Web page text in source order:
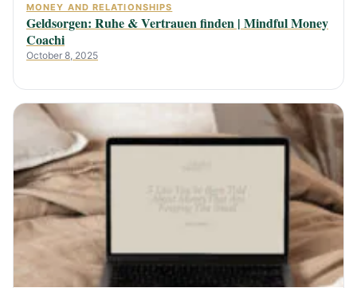
MONEY AND RELATIONSHIPS
Geldsorgen: Ruhe & Vertrauen finden | Mindful Money
Coachi
October 8, 2025